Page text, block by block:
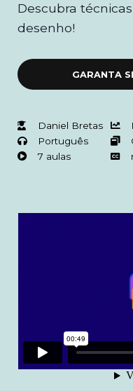
Descubra
desenho!
GARANTA
Daniel Bretas
Português
7 aulas